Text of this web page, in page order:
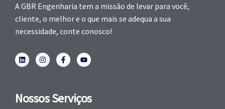
A GBR Engenharia tem a missão de levar para você,
cliente, o melhor e o que mais se adequa a sua
necessidade, conte conosco!
Nossos Serviços